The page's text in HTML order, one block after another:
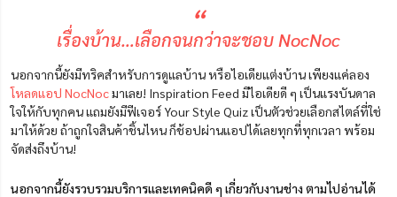
“
เรื่องบ้าน…เลือกจนกว่าจะชอบ NocNoc
นอกจากนี้ยังมีทริคสำหรับการดูแลบ้าน หรือไอเดียแต่งบ้าน เพียงแค่ลอง
โหลดแอป NocNocมาเลย! Inspiration Feed มีไอเดียดี ๆ เป็นแรงบันดาล
ใจให้กับทุกคน แถมยังมีฟีเจอร์ Your Style Quiz เป็นตัวช่วยเลือกสไตล์ที่ใช่
มาให้ด้วย ถ้าถูกใจสินค้าชิ้นไหน ก็ช้อปผ่านแอปได้เลยทุกที่ทุกเวลา พร้อม
จัดส่งถึงบ้าน!
นอกจากนี้ยังรวบรวมบริการและเทคนิคดี ๆ เกี่ยวกับงานช่าง ตามไปอ่านได้